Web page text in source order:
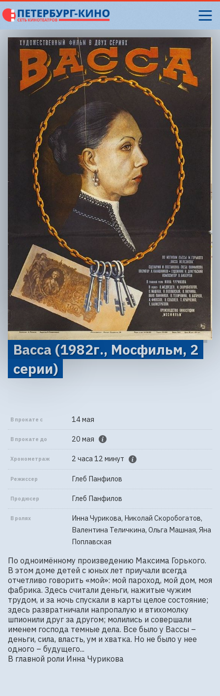
Васса (1982г., Мосфильм, 2
серии)
В прокате с 14 мая
В прокате до 20 мая
Хронометраж 2 часа 12 минут
Режиссер Глеб Панфилов
Продюсер Глеб Панфилов
В ролях
Инна Чурикова, Николай Скоробогатов,
Валентина Теличкина, Ольга Машная, Яна
Поплавская
По одноимённому произведению Максима Горького.
В этом доме детей с юных лет приучали всегда
отчетливо говорить «мой»: мой пароход, мой дом, моя
фабрика. Здесь считали деньги, нажитые чужим
трудом, и за ночь спускали в карты целое состояние;
здесь развратничали напропалую и втихомолку
шпионили друг за другом; молились и совершали
именем господа темные дела. Все было у Вассы –
деньги, сила, власть, ум и хватка. Но не было у нее
одного – будущего...
В главной роли Инна Чурикова